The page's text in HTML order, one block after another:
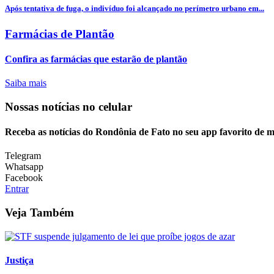
Após tentativa de fuga, o indivíduo foi alcançado no perímetro urbano em...
Farmácias de Plantão
Confira as farmácias que estarão de plantão
Saiba mais
Nossas notícias no celular
Receba as notícias do Rondônia de Fato no seu app favorito de
Telegram
Whatsapp
Facebook
Entrar
Veja Também
Justiça